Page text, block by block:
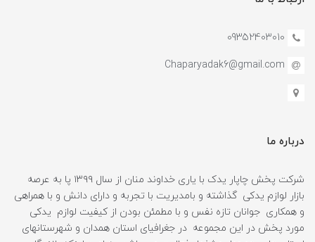
09352403010
Chaparyadak6@gmail.com
درباره ما
شرکت پخش چاپار یدک با یاری خداوند منان از سال ۱۳۹۹ پا به عرصه
بازار لوازم یدکی گذاشته و بامدیریت با تجربه و دارای دانش و با همراهی
و همکاری جوانان تازه نفس و با مطمئن بودن از کیفیت لوازم یدکی
مورد پخش در این مجموعه در جغرافیای استان همدان و شهرستانهای